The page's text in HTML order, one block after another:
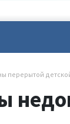
перерытой